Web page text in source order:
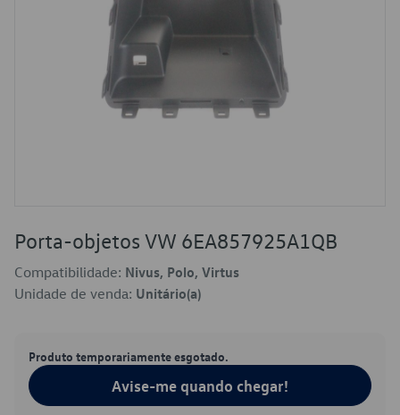
Porta-objetos VW 6EA857925A1QB
Compatibilidade: Nivus, Polo, Virtus
Unidade de venda: Unitário(a)
Produto temporariamente esgotado.
Avise-me quando chegar!